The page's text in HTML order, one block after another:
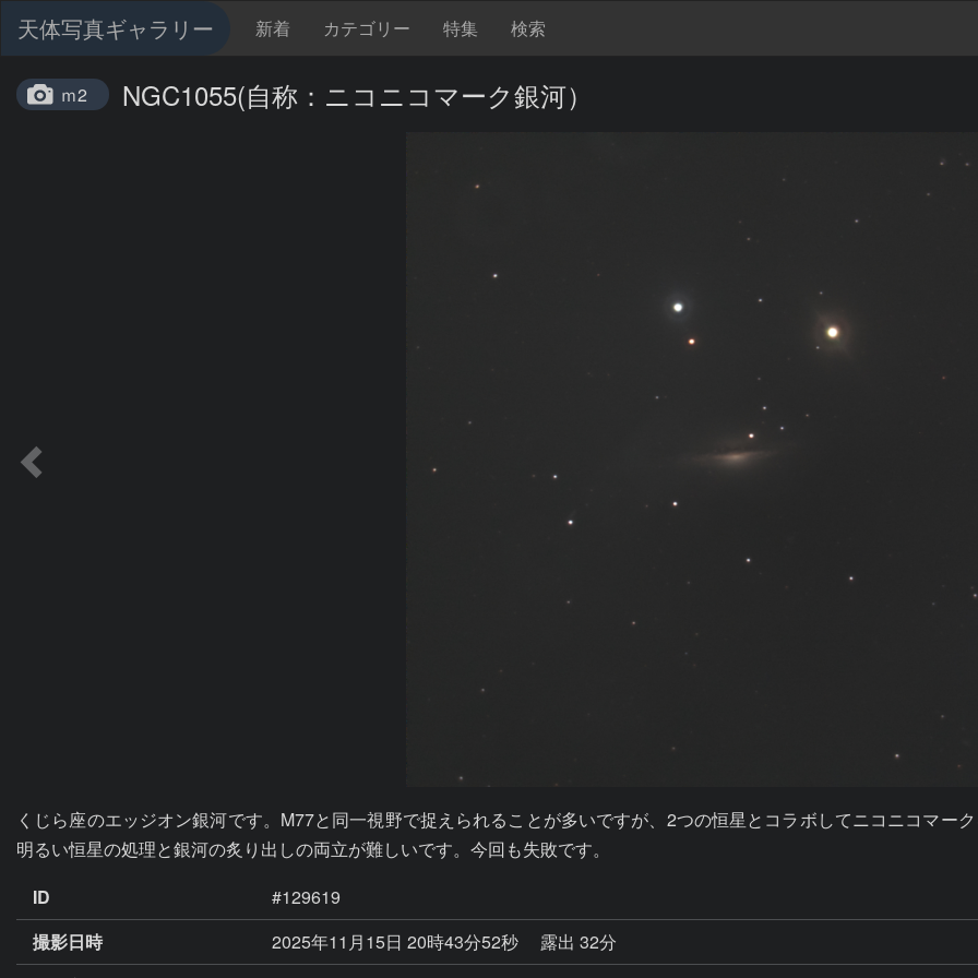
天体写真ギャラリー 新着 カテゴリー 特集 検索
ｍ2 NGC1055(自称：ニコニコマーク銀河）
くじら座のエッジオン銀河です。M77と同一視野で捉えられることが多いですが、2つの恒星とコラボしてニコニコマー
明るい恒星の処理と銀河の炙り出しの両立が難しいです。今回も失敗です。
ID
#129619
撮影日時
2025年11月15日 20時43分52秒
露出 32分